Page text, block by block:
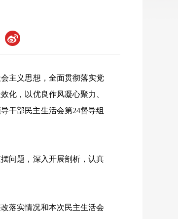
主义思想，全面贯彻落实党
化，以优良作风凝心聚力、
干部民主生活会第24督导组
问题，深入开展剖析，认真
落实情况和本次民主生活会